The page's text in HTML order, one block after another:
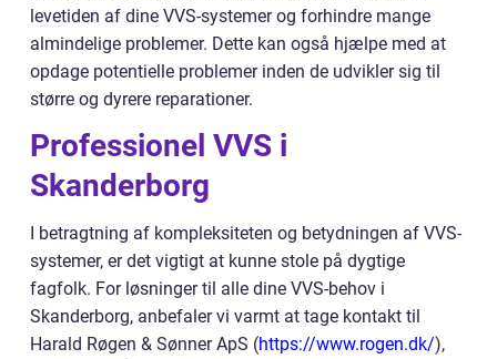
levetiden af dine VVS-systemer og forhindre mange
almindelige problemer. Dette kan også hjælpe med at
opdage potentielle problemer inden de udvikler sig til
større og dyrere reparationer.
Professionel VVS i
Skanderborg
I betragtning af kompleksiteten og betydningen af VVS-
systemer, er det vigtigt at kunne stole på dygtige
fagfolk. For løsninger til alle dine VVS-behov i
Skanderborg, anbefaler vi varmt at tage kontakt til
Harald Røgen & Sønner ApS (https://www.rogen.dk/),